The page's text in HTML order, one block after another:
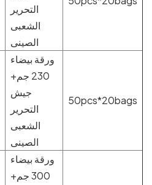
التحرير
الشعبى
الصينى
ورقة بيضاء
230 جم+
جيش
التحرير
الشعبى
الصينى
50pcs*20bags
ورقة بيضاء
300 جم+